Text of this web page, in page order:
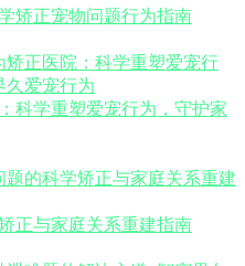
矫正宠物问题行为指南
科学重塑爱宠行为，守护家
正与家庭关系重建指南